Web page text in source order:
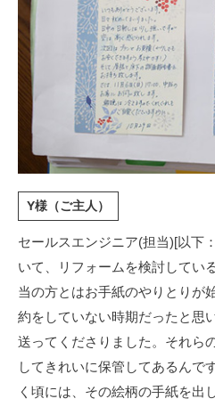
Y様（ご主人）
セールスエンジニア(担当)[以下
いて、リフォームを検討してい
当の方とはお手紙のやりとりが
約をしていない時期だったと思
送ってくださりました。それら
してきれいに保管してあるんで
く頃には、その絵柄の手紙を出